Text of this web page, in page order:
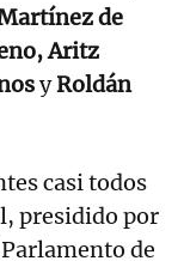
de
Aritz
yRoldán
casi todos
presidido por
de